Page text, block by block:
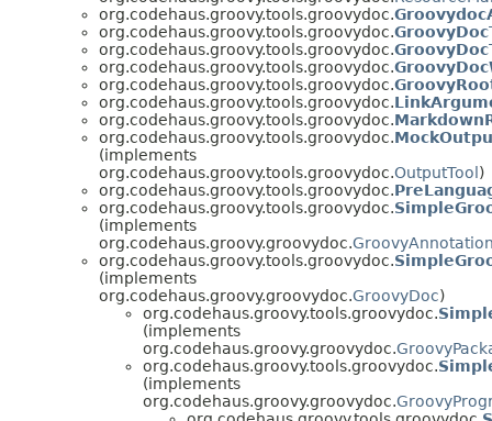
org.codehaus.groovy.tools.groovydoc.
org.codehaus.groovy.tools.groovydoc.
org.codehaus.groovy.tools.groovydoc.
org.codehaus.groovy.tools.groovydoc.
org.codehaus.groovy.tools.groovydoc.
org.codehaus.groovy.tools.groovydoc.
org.codehaus.groovy.tools.groovydoc.
org.codehaus.groovy.tools.groovydoc.
(implements
org.codehaus.groovy.tools.groovydoc.OutputTool )
org.codehaus.groovy.tools.groovydoc.
org.codehaus.groovy.tools.groovydoc.
(implements
org.codehaus.groovy.groovydoc.
org.codehaus.groovy.tools.groovydoc.
(implements
org.codehaus.groovy.groovydoc.GroovyDoc)
org.codehaus.groovy.tools.groovydoc.
(implements
org.codehaus.groovy.groovydoc.
org.codehaus.groovy.tools.groovydoc.
(implements
org.codehaus.groovy.groovydoc.